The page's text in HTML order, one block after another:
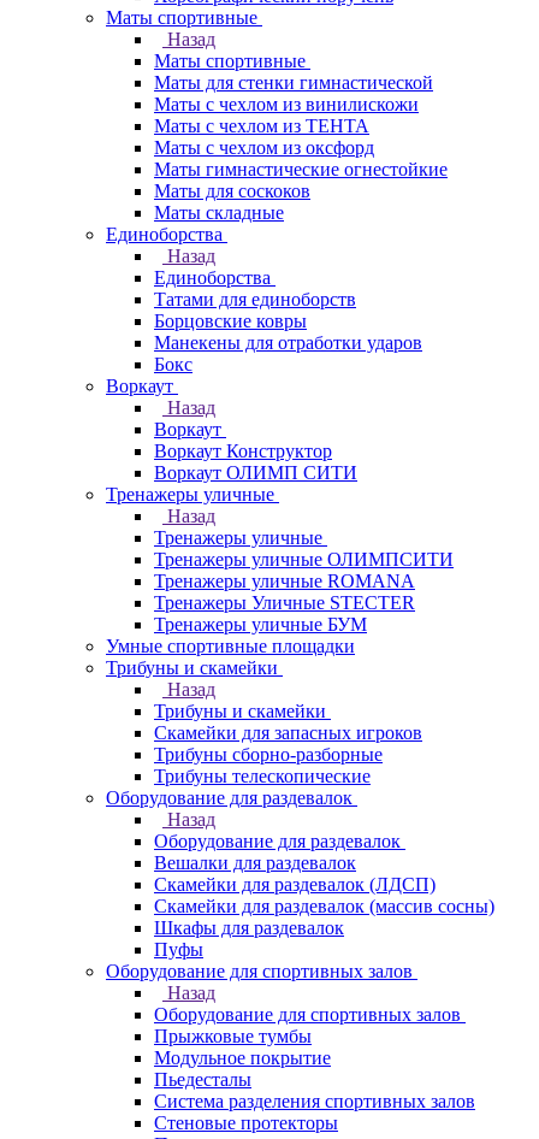
Маты спортивные
Назад
Маты спортивные
Маты для стенки гимнастической
Маты с чехлом из винилискожи
Маты с чехлом из ТЕНТА
Маты с чехлом из оксфорд
Маты гимнастические огнестойкие
Маты для соскоков
Маты складные
Единоборства
Назад
Единоборства
Татами для единоборств
Борцовские ковры
Манекены для отработки ударов
Бокс
Воркаут
Назад
Воркаут
Воркаут Конструктор
Воркаут ОЛИМП СИТИ
Тренажеры уличные
Назад
Тренажеры уличные
Тренажеры уличные ОЛИМПСИТИ
Тренажеры уличные ROMANA
Тренажеры Уличные STECTER
Тренажеры уличные БУМ
Умные спортивные площадки
Трибуны и скамейки
Назад
Трибуны и скамейки
Скамейки для запасных игроков
Трибуны сборно-разборные
Трибуны телескопические
Оборудование для раздевалок
Назад
Оборудование для раздевалок
Вешалки для раздевалок
Скамейки для раздевалок (ЛДСП)
Скамейки для раздевалок (массив сосны)
Шкафы для раздевалок
Пуфы
Оборудование для спортивных залов
Назад
Оборудование для спортивных залов
Прыжковые тумбы
Модульное покрытие
Пьедесталы
Система разделения спортивных залов
Стеновые протекторы